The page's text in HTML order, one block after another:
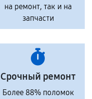
на ремонт, так и на
запчасти
Срочный ремонт
Более 88% поломок